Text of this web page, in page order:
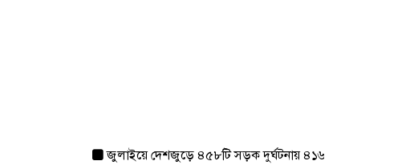
জুলাইয়ে দেশজুড়ে ৪৫৮টি সড়ক দুর্ঘটনায় ৪১৬ জন নিহত হয়েছেন